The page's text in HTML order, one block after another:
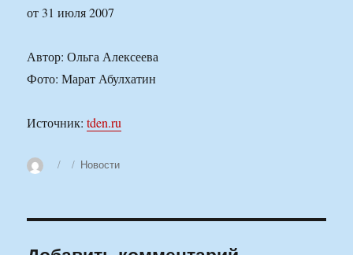
от 31 июля 2007
Автор: Ольга Алексеева
Фото: Марат Абулхатин
Источник:tden.ru
АвторОпубликовано
Рубрики
Новости